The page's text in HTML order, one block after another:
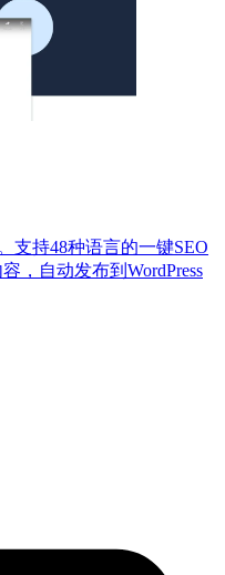
支持48种语言的一键SEO
，自动发布到WordPress